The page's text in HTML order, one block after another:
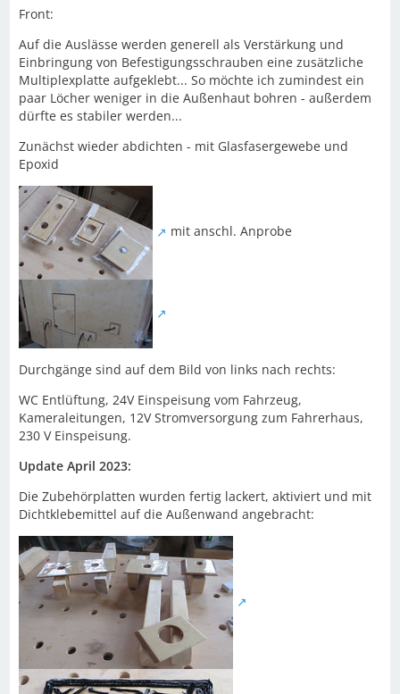
Front:
Auf die Auslässe werden generell als Verstärkung und
Einbringung von Befestigungsschrauben eine zusätzliche
Multiplexplatte aufgeklebt... So möchte ich zumindest ein
paar Löcher weniger in die Außenhaut bohren - außerdem
dürfte es stabiler werden...
Zunächst wieder abdichten - mit Glasfasergewebe und
Epoxid
mit anschl. Anprobe
Durchgänge sind auf dem Bild von links nach rechts:
WC Entlüftung, 24V Einspeisung vom Fahrzeug,
Kameraleitungen, 12V Stromversorgung zum Fahrerhaus,
230 V Einspeisung.
Update April 2023:
Die Zubehörplatten wurden fertig lackert, aktiviert und mit
Dichtklebemittel auf die Außenwand angebracht: